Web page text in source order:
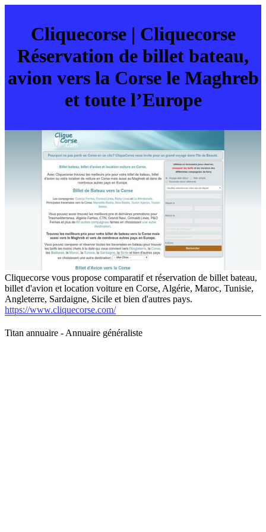
Cliquecorse | Cliquecorse
Réservation de billet bateau,
avion vers la Corse le Maghreb
et toute l’Europe
Cliquecorse vous propose comparatif et réservation de billet bateau,
billet d'avion et location voiture en Corse, Algérie, Maroc, Tunisie,
Angleterre, Sardaigne, Sicile et bien d'autres pays.
https://www.cliquecorse.com/
Titan annuaire - Annuaire généraliste